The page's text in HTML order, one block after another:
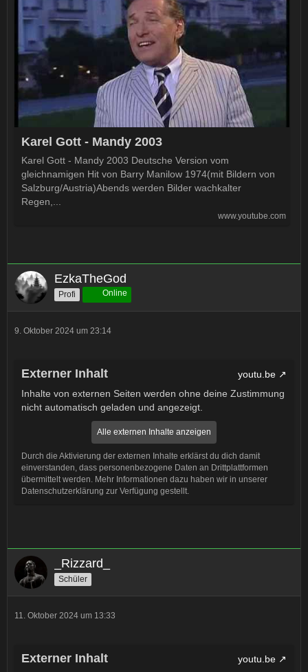
Karel Gott - Mandy 2003
Karel Gott - Mandy 2003 Deutsche Version vom
gleichnamigen Hit von Barry Manilow 1974(mit Bildern von
Salzburg/Austria)Abends werden Bilder wachkalter
Regen,...
www.youtube.com
EzkaTheGod
Profi Online
9. Oktober 2024 um 23:14
Externer Inhalt
youtu.be
Inhalte von externen Seiten werden ohne deine Zustimmung
nicht automatisch geladen und angezeigt.
Alle externen Inhalte anzeigen
Durch die Aktivierung der externen Inhalte erklärst du dich damit
einverstanden, dass personenbezogene Daten an Drittplattformen
übermittelt werden. Mehr Informationen dazu haben wir in unserer
Datenschutzerklärung zur Verfügung gestellt.
_Rizzard_
Schüler
11. Oktober 2024 um 13:33
Externer Inhalt
youtu.be